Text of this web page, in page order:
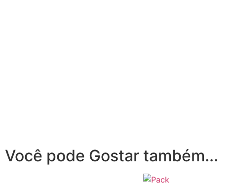
Você pode Gostar também...